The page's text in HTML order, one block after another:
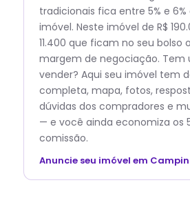
tradicionais fica entre 5% e 6%
imóvel. Neste imóvel de R$
11.400 que ficam no seu bolso
margem de negociação. Tem
vender? Aqui seu imóvel tem
completa, mapa, fotos,
dúvidas dos compradores e
— e você ainda economiza os
comissão.
Anuncie seu imóvel em